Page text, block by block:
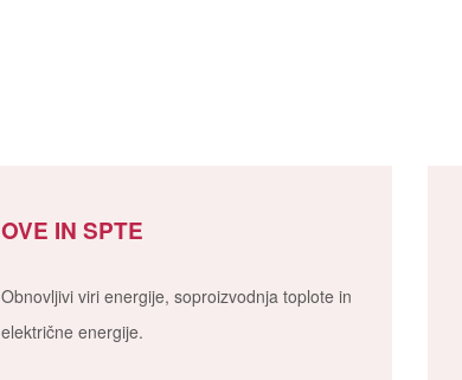
OVE IN SPTE
Obnovljivi viri energije, soproizvodnja toplote in
električne energije.